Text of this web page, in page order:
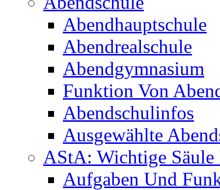
Abendhauptschule
Abendrealschule
Abendgymnasium
Funktion Von
Abendschulinfos
Ausgewählte
AStA: Wichtige
Aufgaben Und